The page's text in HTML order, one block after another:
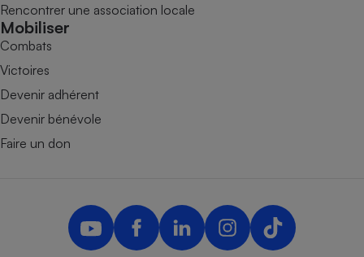
Rencontrer une association locale
Mobiliser
Combats
Victoires
Devenir adhérent
Devenir bénévole
Faire un don